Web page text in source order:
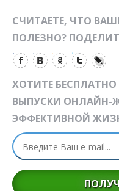
СЧИТАЕТЕ, ЧТО
ПОЛЕЗНО?
ХОТИТЕ
ВЫПУСКИ ОНЛАЙН-
ЭФФЕКТИВНОЙ